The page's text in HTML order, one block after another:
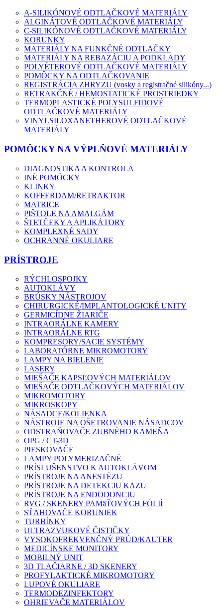
A-SILIKÓNOVÉ ODTLAČKOVÉ MATERIÁLY
ALGINÁTOVÉ ODTLAČKOVÉ MATERIÁLY
C-SILIKÓNOVÉ ODTLAČKOVÉ MATERIÁLY
KORUNKY
MATERIÁLY NA FUNKČNÉ ODTLAČKY
MATERIÁLY NA REBAZÁCIU A PODKLADY
POLYÉTEROVÉ ODTLAČKOVÉ MATERIÁLY
POMÔCKY NA ODTLAČKOVANIE
REGISTRÁCIA ZHRYZU (vosky a registračné silikóny...)
RETRAKČNÉ / HEMOSTATICKÉ PROSTRIEDKY
TERMOPLASTICKÉ POLYSULFIDOVÉ
ODTLAČKOVÉ MATERIÁLY
VINYLSILOXANETHEROVÉ ODTLAČKOVÉ
MATERIÁLY
POMÔCKY NA VÝPLŇOVÉ MATERIÁLY
DIAGNOSTIKA A KONTROLA
INÉ POMÔCKY
KLINKY
KOFFERDAM/RETRAKTOR
MATRICE
PIŠTOLE NA AMALGÁM
ŠTETČEKY A APLIKÁTORY
KOMPLEXNÉ SADY
OCHRANNÉ OKULIARE
PRÍSTROJE
RÝCHLOSPOJKY
AUTOKLÁVY
BRÚSKY NÁSTROJOV
CHIRURGICKÉ/IMPLANTOLOGICKÉ UNITY
GERMICÍDNE ŽIARIČE
INTRAORÁLNE KAMERY
INTRAORÁLNE RTG
KOMPRESORY/SACIE SYSTÉMY
LABORATÓRNE MIKROMOTORY
LAMPY NA BIELENIE
LASERY
MIEŠAČE KAPSĽOVÝCH MATERIÁLOV
MIEŠAČE ODTLAČKOVÝCH MATERIÁLOV
MIKROMOTORY
MIKROSKOPY
NÁSADCE/KOLIENKA
NÁSTROJE NA OŠETROVANIE NÁSADCOV
ODSTRAŇOVAČE ZUBNÉHO KAMEŇA
OPG / CT-3D
PIESKOVAČE
LAMPY POLYMERIZAČNÉ
PRÍSLUŠENSTVO K AUTOKLÁVOM
PRÍSTROJE NA ANESTÉZU
PRÍSTROJE NA DETEKCIU KAZU
PRÍSTROJE NA ENDODONCIU
RVG / SKENERY PAMäŤOVÝCH FÓLIÍ
SŤAHOVAČE KORUNIEK
TURBÍNKY
ULTRAZVUKOVÉ ČISTIČKY
VYSOKOFREKVENČNÝ PRÚD/KAUTER
MEDICÍNSKE MONITORY
MOBILNÝ UNIT
3D TLAČIARNE / 3D SKENERY
PROFYLAKTICKÉ MIKROMOTORY
LUPOVÉ OKULIARE
TERMODEZINFEKTORY
OHRIEVAČE MATERIÁLOV